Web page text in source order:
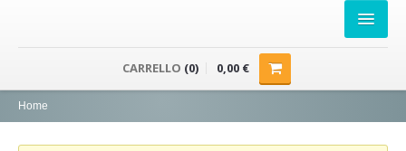
PRENDERE LE MISURE
CARRELLO (0) 0,00 €
Home